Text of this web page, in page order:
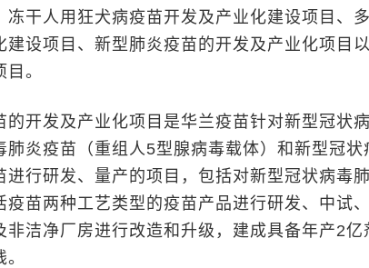
冻干人用狂犬病疫苗开发及产业化建设项目、
建设项目、新型肺炎疫苗的开发及产业化项目
。
开发及产业化项目是华兰疫苗针对新型冠状
肺炎疫苗（重组人5型腺病毒载体）和新型冠状
进行研发、量产的项目，包括对新型冠状病毒
疫苗两种工艺类型的疫苗产品进行研发、中试
非洁净厂房进行改造和升级，建成具备年产2亿